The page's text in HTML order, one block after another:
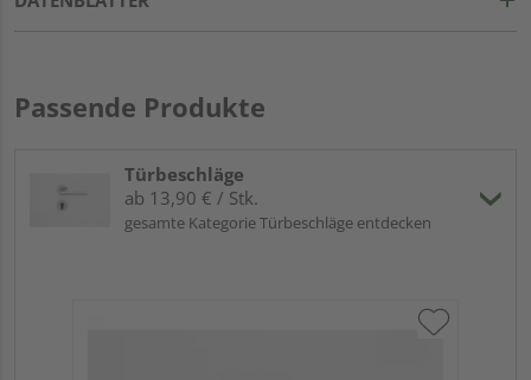
Passende Produkte
Türbeschläge
ab 13,90 € / Stk.
gesamte Kategorie Türbeschläge entdecken